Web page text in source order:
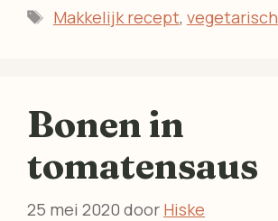
Tags
Makkelijk recept, vegetarisch
Bonen in
tomatensaus
25 mei 2020 door Hiske